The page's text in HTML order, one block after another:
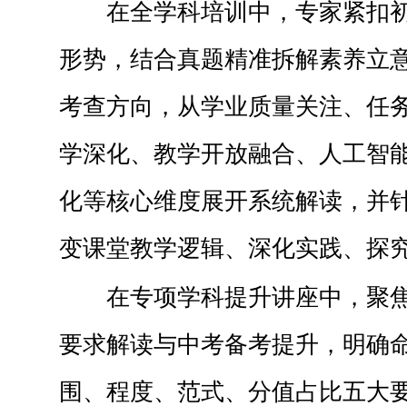
在全学科培训中，专家紧扣
形势，结合真题精准拆解素养立
考查方向，从学业质量关注、任
学深化、教学开放融合、人工智
化等核心维度展开系统解读，并
变课堂教学逻辑、深化实践、探
在专项学科提升讲座中，聚
要求解读与中考备考提升，明确
围、程度、范式、分值占比五大